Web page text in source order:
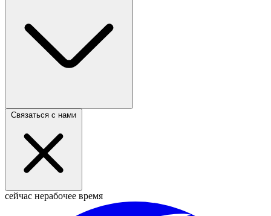
Связаться с нами
сейчас нерабочее время